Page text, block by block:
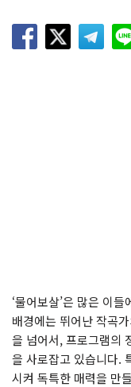
‘물어보살’은 많은 이
배경에는 뛰어난 작곡
을 넘어서, 프로그램의
을 사로잡고 있습니다.
시켜 독특한 매력을 만